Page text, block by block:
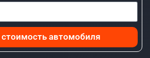
стоимость автомобиля